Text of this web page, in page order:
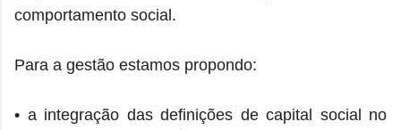
comportamento social.
Para a gestão estamos propondo:
• a integração das definições de capital social no